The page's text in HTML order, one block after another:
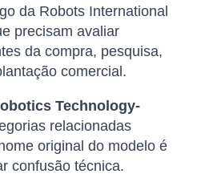
da Robots International
precisam avaliar
da compra, pesquisa,
comercial.
Technology-
relacionadas
original do modelo é
confusão técnica.